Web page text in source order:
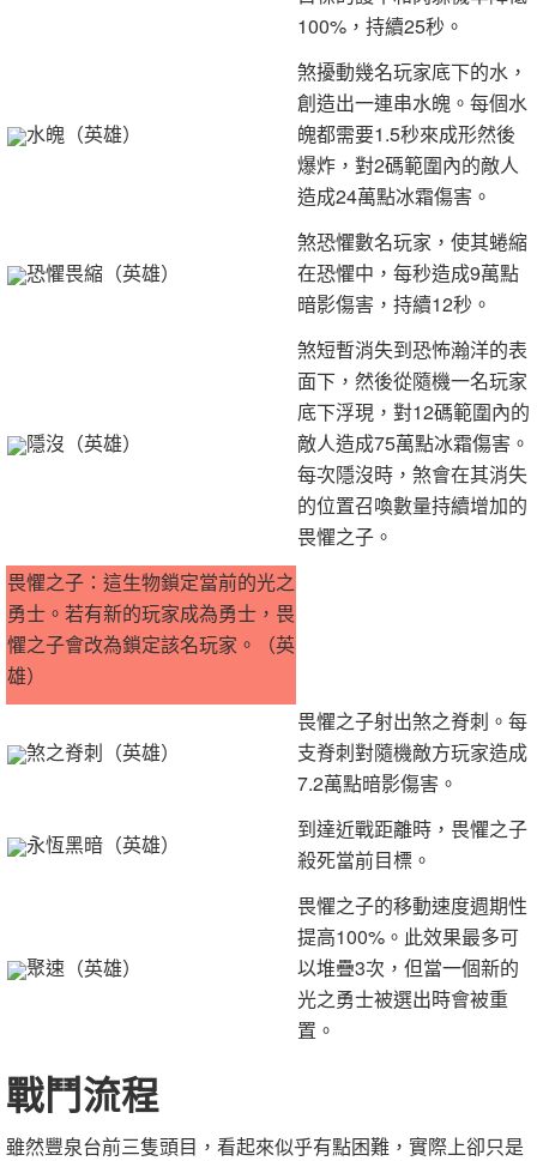
100%，持續25秒。
水魄（英雄）
煞擾動幾名玩家底下的水，
創造出一連串水魄。每個水
魄都需要1.5秒來成形然後
爆炸，對2碼範圍內的敵人
造成24萬點冰霜傷害。
恐懼畏縮（英雄）
煞恐懼數名玩家，使其蜷縮
在恐懼中，每秒造成9萬點
暗影傷害，持續12秒。
隱沒（英雄）
煞短暫消失到恐怖瀚洋的表
面下，然後從隨機一名玩家
底下浮現，對12碼範圍內的
敵人造成75萬點冰霜傷害。
每次隱沒時，煞會在其消失
的位置召喚數量持續增加的
畏懼之子。
畏懼之子：這生物鎖定當前的光之
勇士。若有新的玩家成為勇士，畏
懼之子會改為鎖定該名玩家。（英
雄）
煞之脊刺（英雄）
畏懼之子射出煞之脊刺。每
支脊刺對隨機敵方玩家造成
7.2萬點暗影傷害。
永恆黑暗（英雄）
到達近戰距離時，畏懼之子
殺死當前目標。
聚速（英雄）
畏懼之子的移動速度週期性
提高100%。此效果最多可
以堆疊3次，但當一個新的
光之勇士被選出時會被重
置。
戰鬥流程
雖然豐泉台前三隻頭目，看起來似乎有點困難，實際上卻只是